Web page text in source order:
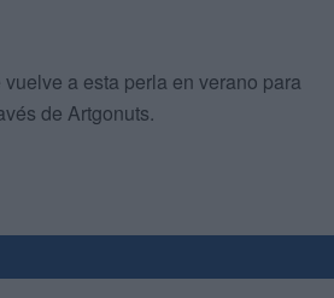
a esta perla en verano para
de Artgonuts.